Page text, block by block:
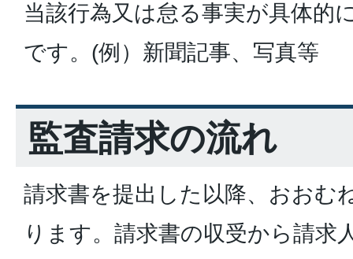
当該行為又は怠る事実が具体的
です。(例）新聞記事、写真等
監査請求の流れ
請求書を提出した以降、おおむ
ります。請求書の収受から請求